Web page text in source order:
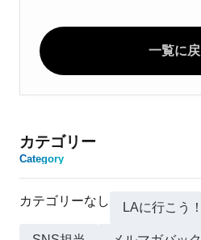
一覧に
カテゴリー
Category
カテゴリーなし LAに行こう！